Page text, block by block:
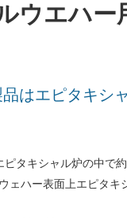
ウエハー
はエピタキシ
タキシャル炉の中で
ェハー表面上エピタキ